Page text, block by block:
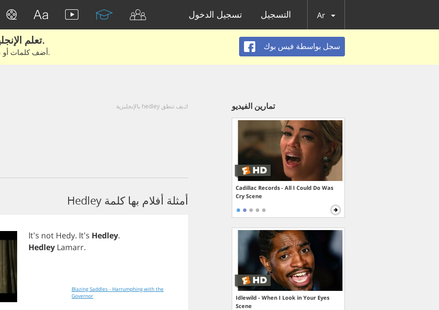
تسجيل الدخول التسجيل Ar
تعلم الإنجليزية الحقيقية من الأفلام والكتب.
أضف كلمات أو عبارات للتعلم والتدريب مع متعلمين آخرين.
سجل بواسطة فيس بوك
كيف تنطق hedley بالإنجليزية
أمثلة أفلام بها كلمة Hedley
It's not Hedy. It's Hedley.
Hedley Lamarr.
Blazing Saddles - Harrumphing with the
Governor
تمارين الفيديو
Cadillac Records - All I Could Do Was
Cry Scene
Idlewild - When I Look in Your Eyes
Scene